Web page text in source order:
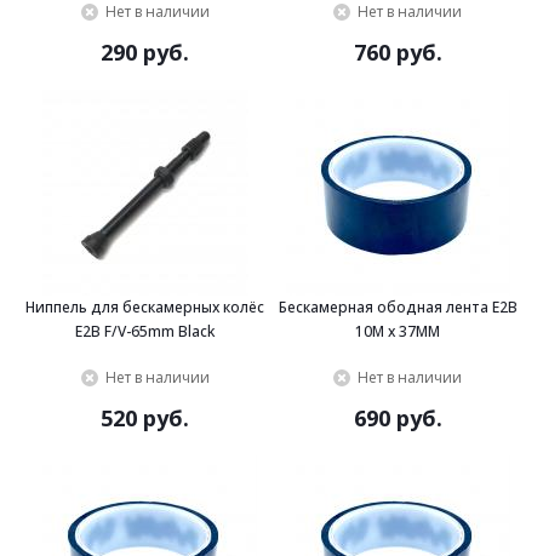
Нет в наличии
290 руб.
Нет в наличии
760 руб.
Ниппель для бескамерных колёс
E2B F/V-65mm Black
Нет в наличии
520 руб.
Бескамерная ободная лента E2B
10M x 37MM
Нет в наличии
690 руб.